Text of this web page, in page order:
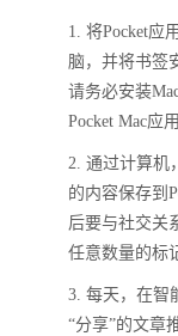
1. 将Pocket应
脑，并将书签
请务必安装
Pocket Mac应
2. 通过计算机
的内容保存到
后要与社交关
任意数量的标
3. 每天，在智
“分享”的文章